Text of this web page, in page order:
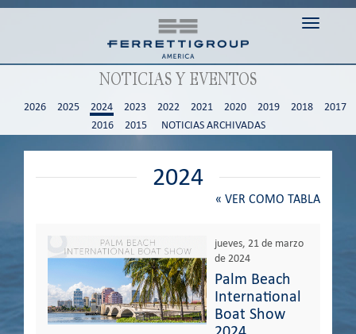
Toggle
NOTICIAS Y EVENTOS
2026 2025 2024 2023 2022 2021 2020 2019 2018
2017
2016
2015 NOTICIAS ARCHIVADAS
2024
« VER COMO TABLA
jueves, 21 de marzo
de 2024
Palm Beach
International
Boat Show